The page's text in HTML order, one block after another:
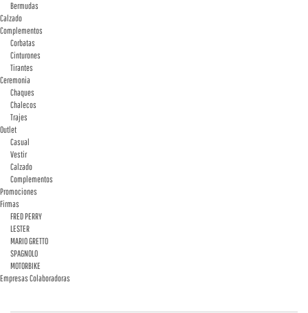
Bermudas
Calzado
Complementos
Corbatas
Cinturones
Tirantes
Ceremonia
Chaques
Chalecos
Trajes
Outlet
Casual
Vestir
Calzado
Complementos
Promociones
Firmas
FRED PERRY
LESTER
MARIO GRETTO
SPAGNOLO
MOTORBIKE
Empresas Colaboradoras